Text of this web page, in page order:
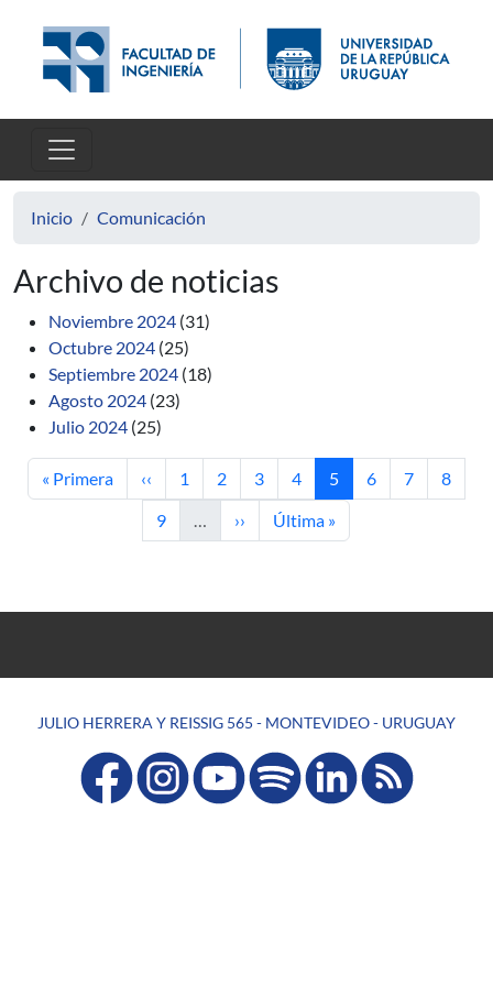
Inicio Comunicación
Archivo de noticias
Noviembre 2024 (31)
Octubre 2024 (25)
Septiembre 2024 (18)
Agosto 2024 (23)
Julio 2024 (25)
Primera página
« Primera Página anterior
‹‹ Página
1 Página
2 Página
3 Página
4 Página actual
5 Página
6 Página
7 Página
8
Página
9 … Siguiente página
›› Última página
Última »
JULIO HERRERA Y REISSIG 565 - MONTEVIDEO - URUGUAY